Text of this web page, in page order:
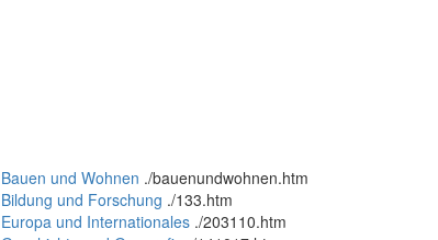
Bauen und Wohnen ./bauenundwohnen.htm
Bildung und Forschung ./133.htm
Europa und Internationales ./203110.htm